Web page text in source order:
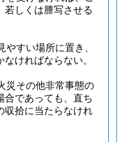
若しくは謄写させる
すい場所に置き、
ければならない。
災その他非常事態の
合であっても、直ち
収拾に当たらなけれ